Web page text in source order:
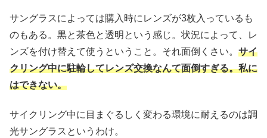
サングラスによっては購入時にレンズが3枚入っているも
のもある。黒と茶色と透明という感じ。状況によって、レ
ンズを付け替えて使うということ。それ面倒くさい。 サイ
クリング中に駐輪してレンズ交換なんて面倒すぎる。私に
はできない。
サイクリング中に目まぐるしく変わる環境に耐えるのは調
光サングラスというわけ。